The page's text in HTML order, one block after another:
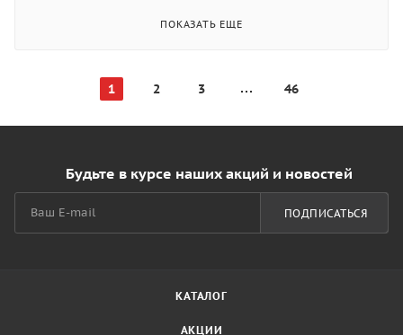
ПОКАЗАТЬ ЕЩЕ
1 2 3 46
Будьте в курсе наших акций и новостей
ПОДПИСАТЬСЯ
КАТАЛОГ
АКЦИИ